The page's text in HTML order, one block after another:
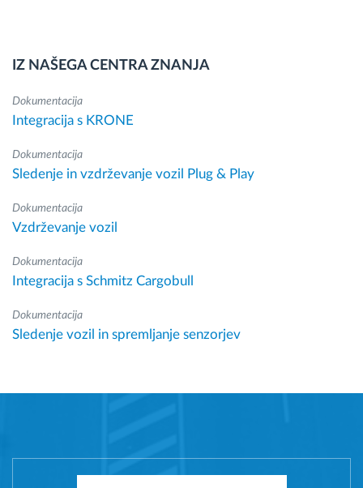
IZ NAŠEGA CENTRA ZNANJA
Dokumentacija
Integracija s KRONE
Dokumentacija
Sledenje in vzdrževanje vozil Plug & Play
Dokumentacija
Vzdrževanje vozil
Dokumentacija
Integracija s Schmitz Cargobull
Dokumentacija
Sledenje vozil in spremljanje senzorjev